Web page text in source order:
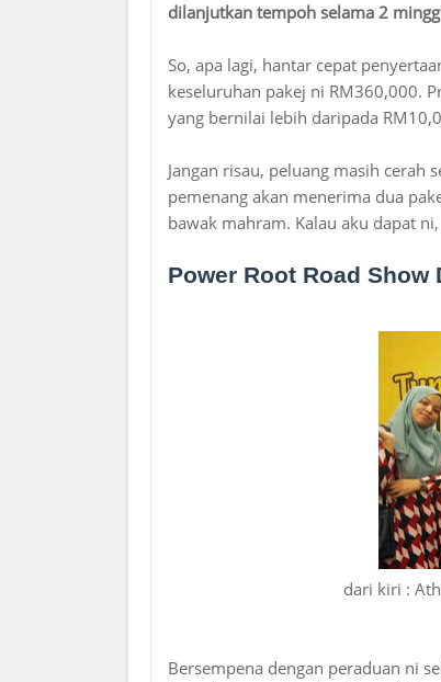
dilanjutkan tempoh selama 2
So, apa lagi, hantar cepat
keseluruhan pakej ni RM360,000.
yang bernilai lebih daripada
Jangan risau, peluang masih cerah
pemenang akan menerima dua
bawak mahram. Kalau aku dapat
Power Root Road
dari kiri :
Bersempena dengan peraduan ni